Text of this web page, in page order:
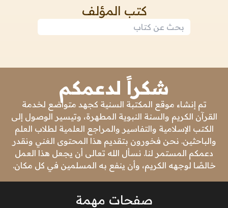
كتب المؤلف
شكراً لدعمكم
تم إنشاء موقع المكتبة السنية كجهد متواضع لخدمة
القرآن الكريم والسنة النبوية المطهرة، وتيسير الوصول إلى
الكتب الإسلامية والتفاسير والمراجع العلمية لطلاب العلم
والباحثين. نحن فخورون بتقديم هذا المحتوى الغني ونقدر
دعمكم المستمر لنا. نسأل الله تعالى أن يجعل هذا العمل
خالصًا لوجهه الكريم، وأن ينفع به المسلمين في كل مكان.
صفحات مهمة